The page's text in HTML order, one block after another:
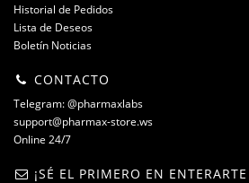
Historial de Pedidos
Lista de Deseos
Boletín Noticias
CONTACTO
Telegram: @pharmaxlabs
support@pharmax-store.ws
Online 24/7
¡SÉ EL PRIMERO EN